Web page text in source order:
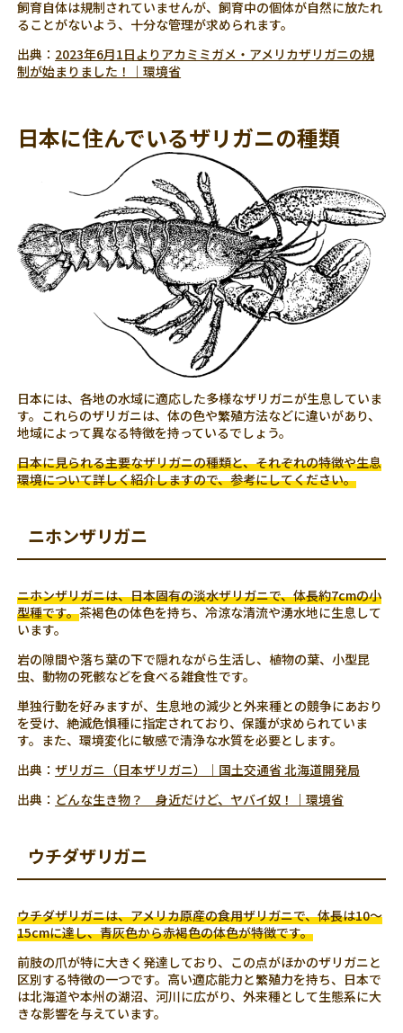
飼育自体は規制されていませんが、飼育中の個体が自然に放たれ
ることがないよう、十分な管理が求められます。
出典： 2023年6月1日よりアカミミガメ・アメリカザリガニの規
制が始まりました！｜環境省
日本に住んでいるザリガニの種類
日本には、各地の水域に適応した多様なザリガニが生息していま
す。これらのザリガニは、体の色や繁殖方法などに違いがあり、
地域によって異なる特徴を持っているでしょう。
日本に見られる主要なザリガニの種類と、それぞれの特徴や生息
環境について詳しく紹介しますので、参考にしてください。
ニホンザリガニ
ニホンザリガニは、日本固有の淡水ザリガニで、体長約7cmの小
型種です。茶褐色の体色を持ち、冷涼な清流や湧水地に生息して
います。
岩の隙間や落ち葉の下で隠れながら生活し、植物の葉、小型昆
虫、動物の死骸などを食べる雑食性です。
単独行動を好みますが、生息地の減少と外来種との競争にあおり
を受け、絶滅危惧種に指定されており、保護が求められていま
す。また、環境変化に敏感で清浄な水質を必要とします。
出典：ザリガニ（日本ザリガニ）｜国土交通省 北海道開発局
出典： どんな生き物？ 身近だけど、ヤバイ奴！｜環境省
ウチダザリガニ
ウチダザリガニは、アメリカ原産の食用ザリガニで、体長は10〜
15cmに達し、青灰色から赤褐色の体色が特徴です。
前肢の爪が特に大きく発達しており、この点がほかのザリガニと
区別する特徴の一つです。高い適応能力と繁殖力を持ち、日本で
は北海道や本州の湖沼、河川に広がり、外来種として生態系に大
きな影響を与えています。